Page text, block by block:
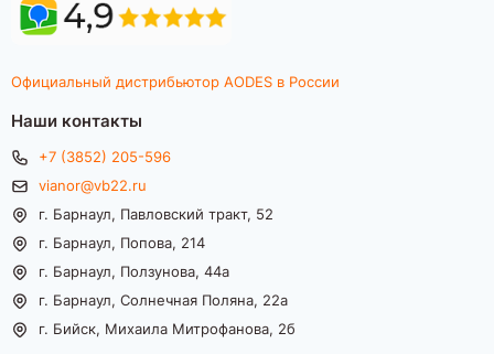
Официальный дистрибьютор AODES в России
Наши контакты
+7 (3852) 205-596
vianor@vb22.ru
г. Барнаул, Павловский тракт, 52
г. Барнаул, Попова, 214
г. Барнаул, Ползунова, 44а
г. Барнаул, Солнечная Поляна, 22а
г. Бийск, Михаила Митрофанова, 2б